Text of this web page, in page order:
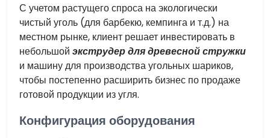
С учетом растущего спроса на экологически
чистый уголь (для барбекю, кемпинга и т.д.) на
местном рынке, клиент решает инвестировать в
небольшой экструдер для древесной стружки
и машину для производства угольных шариков,
чтобы постепенно расширить бизнес по продаже
готовой продукции из угля.
Конфигурация оборудования